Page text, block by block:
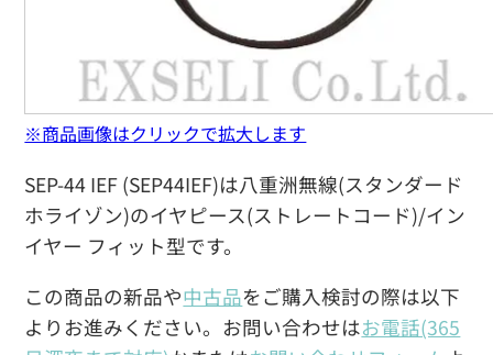
SEP-44 IEF (SEP44IEF)は八重洲無線(スタンダード
ホライゾン)のイヤピース(ストレートコード)/イン
イヤー フィット型です。
この商品の新品や中古品をご購入検討の際は以下
よりお進みください。お問い合わせはお電話(365
※商品画像はクリックで拡大します